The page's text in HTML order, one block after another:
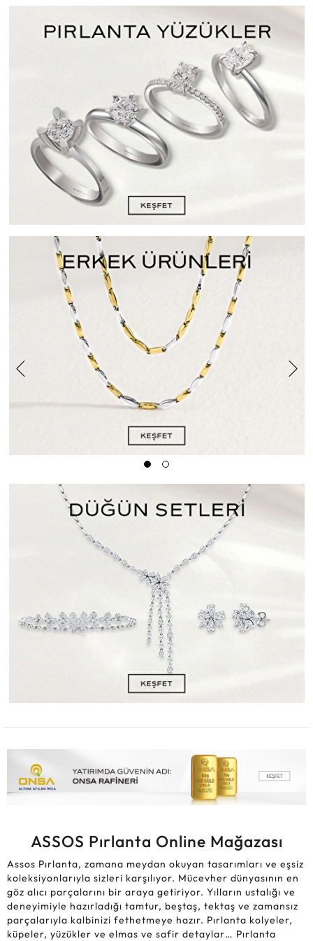
ASSOS Pırlanta Online Mağazası
Assos Pırlanta, zamana meydan okuyan tasarımları ve eşsiz
koleksiyonlarıyla sizleri karşılıyor. Mücevher dünyasının en
göz alıcı parçalarını bir araya getiriyor. Yılların ustalığı ve
deneyimiyle hazırladığı tamtur, beştaş, tektaş ve zamansız
parçalarıyla kalbinizi fethetmeye hazır. Pırlanta kolyeler,
küpeler, yüzükler ve elmas ve safir detaylar… Pırlanta